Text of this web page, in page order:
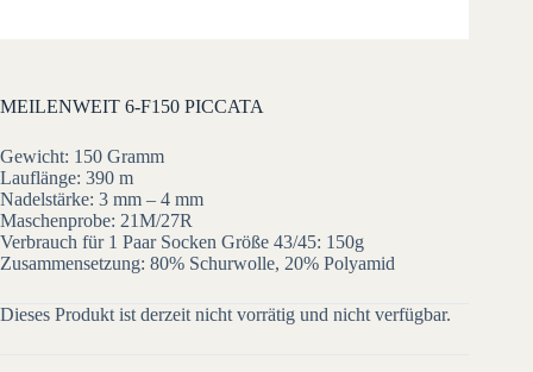
MEILENWEIT 6-F150 PICCATA
Gewicht: 150 Gramm
Lauflänge: 390 m
Nadelstärke: 3 mm – 4 mm
Maschenprobe: 21M/27R
Verbrauch für 1 Paar Socken Größe 43/45: 150g
Zusammensetzung: 80% Schurwolle, 20% Polyamid
Dieses Produkt ist derzeit nicht vorrätig und nicht verfügbar.